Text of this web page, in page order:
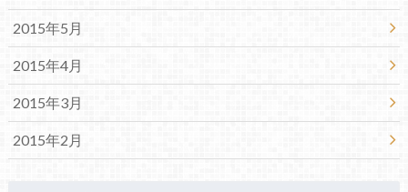
2015年5月
2015年4月
2015年3月
2015年2月